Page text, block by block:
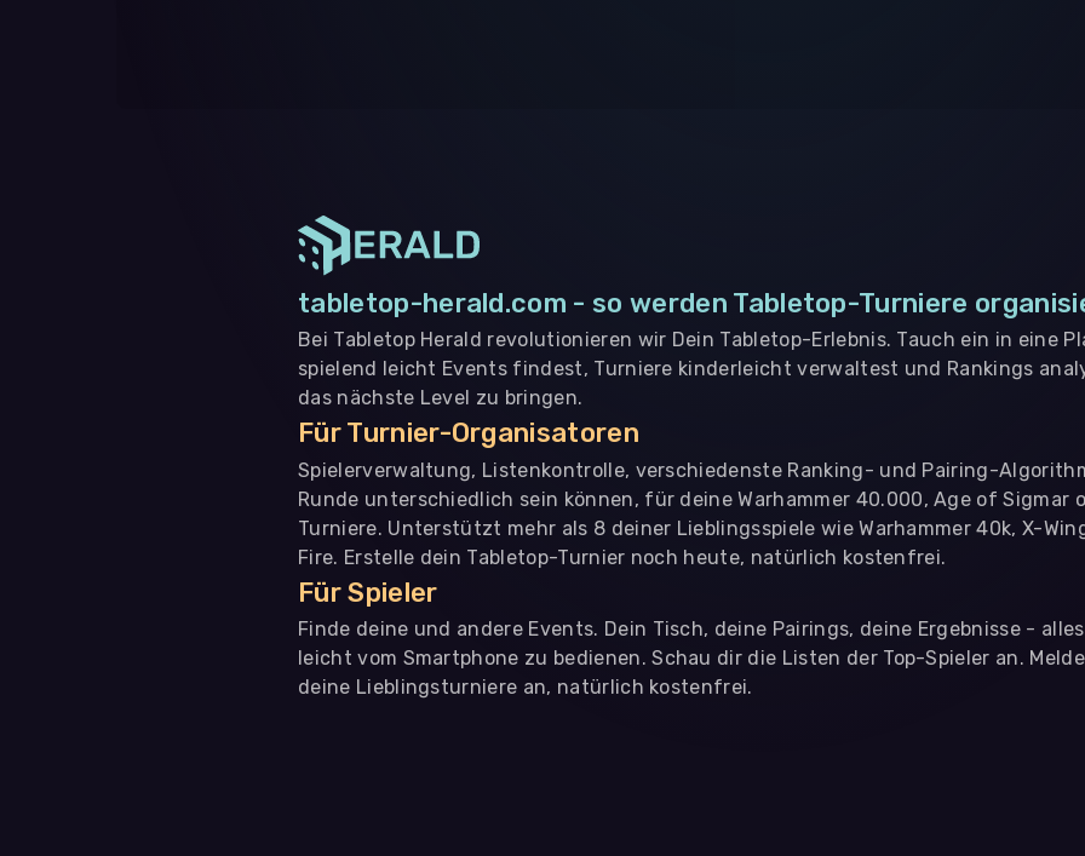
tabletop-herald.com - so werden Tabletop-Turniere
Bei Tabletop Herald revolutionieren wir Dein Tabletop-Erlebnis. Tauch ein in eine
spielend leicht Events findest, Turniere kinderleicht verwaltest und Rankings
das nächste Level zu bringen.
Für Turnier-Organisatoren
Spielerverwaltung, Listenkontrolle, verschiedenste Ranking- und Pairing-
Runde unterschiedlich sein können, für deine Warhammer 40.000, Age of Sigmar
Turniere. Unterstützt mehr als 8 deiner Lieblingsspiele wie Warhammer 40k, X-
Fire. Erstelle dein Tabletop-Turnier noch heute, natürlich kostenfrei.
Für Spieler
Finde deine und andere Events. Dein Tisch, deine Pairings, deine Ergebnisse -
leicht vom Smartphone zu bedienen. Schau dir die Listen der Top-Spieler an.
deine Lieblingsturniere an, natürlich kostenfrei.